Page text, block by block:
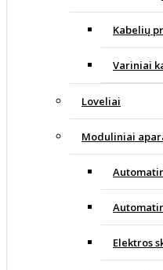
Kabelių
Variniai
Loveliai
Moduliniai
Elektros